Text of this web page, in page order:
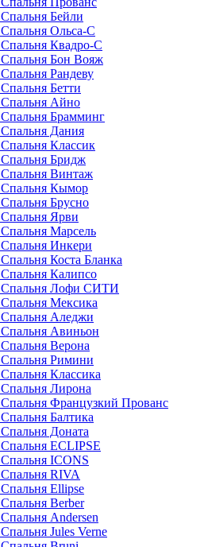
Спальня Бейли
Спальня Ольса-С
Спальня Квадро-С
Спальня Бон Вояж
Спальня Рандеву
Спальня Бетти
Спальня Айно
Спальня Брамминг
Спальня Дания
Спальня Классик
Спальня Бридж
Спальня Винтаж
Спальня Кымор
Спальня Брусно
Спальня Ярви
Спальня Марсель
Спальня Инкери
Спальня Коста Бланка
Спальня Калипсо
Спальня Лофи СИТИ
Спальня Мексика
Спальня Аледжи
Спальня Авиньон
Спальня Верона
Спальня Римини
Спальня Классика
Спальня Лирона
Спальня Французкий Прованс
Спальня Балтика
Спальня Доната
Спальня ECLIPSE
Спальня ICONS
Спальня RIVA
Спальня Ellipse
Спальня Berber
Спальня Andersen
Спальня Jules Verne